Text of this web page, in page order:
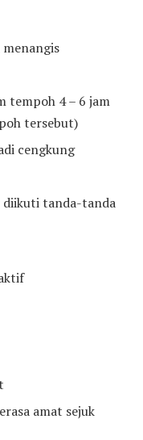
tempoh 4 – 6 jam
tersebut)
cengkung
diikuti tanda-tanda
amat sejuk